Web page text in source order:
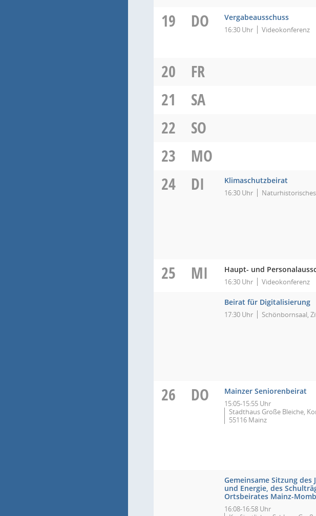
19
DO Vergabeausschuss
16:30 Uhr Videokonferenz
20
FR
21
SA
22
SO
23
MO
24
DI Klimaschutzbeirat
16:30 Uhr
25 MI Haupt- und
16:30 Uhr Videokonferenz
Beirat für Digitalisierung
17:30 Uhr Schönbornsaal,
26 DO Mainzer Seniorenbeirat
15:05-15:55 Uhr
Stadthaus Große Bleiche,
55116 Mainz
Gemeinsame Sitzung des
und Energie, des
Ortsbeirates Mainz-
16:08-16:58 Uhr